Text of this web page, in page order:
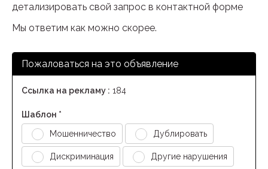
детализировать свой запрос в контактной форме
Мы ответим как можно скорее.
Пожаловаться на это объявление
Ссылка на рекламу : 184
Шаблон *
Мошенничество
Дублировать
Дискриминация Другие нарушения